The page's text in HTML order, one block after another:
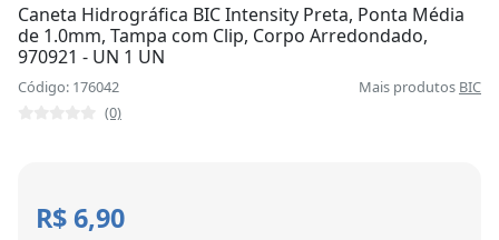
Caneta Hidrográfica BIC Intensity Preta, Ponta Média
de 1.0mm, Tampa com Clip, Corpo Arredondado,
970921 - UN 1 UN
Código: 176042 Mais produtos BIC
(0)
R$ 6,90